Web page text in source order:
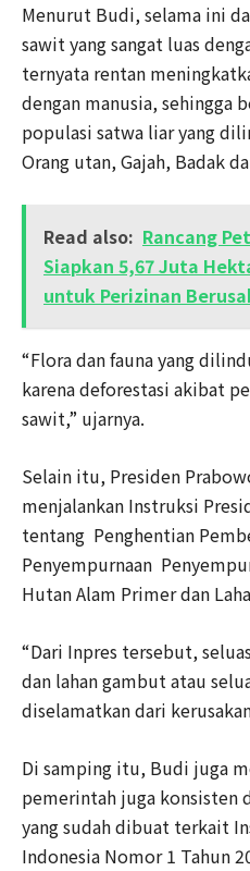
Menurut Budi, selama ini
sawit yang sangat luas
ternyata rentan
dengan manusia, sehingga
populasi satwa liar yang
Orang utan, Gajah, Badak
Read also: Rancang
Siapkan 5,67 Juta
untuk Perizinan
“Flora dan fauna yang
karena deforestasi akibat
sawit,” ujarnya.
Selain itu, Presiden
menjalankan Instruksi
tentang Penghentian
Penyempurnaan
Hutan Alam Primer dan
“Dari Inpres tersebut,
dan lahan gambut atau
diselamatkan dari
Di samping itu, Budi juga
pemerintah juga konsisten
yang sudah dibuat terkait
Indonesia Nomor 1 Tahun